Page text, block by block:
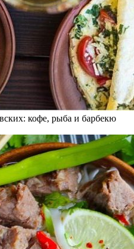
кофе, рыба и барбекю